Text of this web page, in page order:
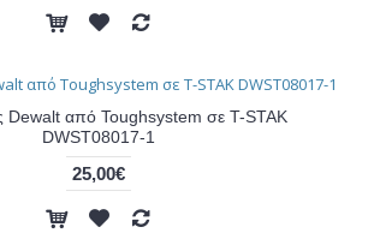
Dewalt από Toughsystem σε T-STAK
DWST08017-1
25,00€